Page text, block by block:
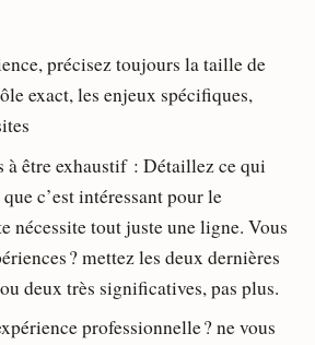
précisez toujours la taille de
exact, les enjeux spécifiques,
à être exhaustif : Détaillez ce qui
c’est intéressant pour le
nécessite tout juste une ligne. Vous
? mettez les deux dernières
deux très significatives, pas plus.
professionnelle ? ne vous